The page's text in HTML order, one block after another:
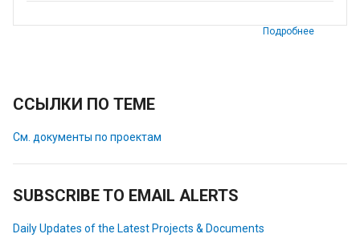
Подробнее
ССЫЛКИ ПО ТЕМЕ
См. документы по проектам
SUBSCRIBE TO EMAIL ALERTS
Daily Updates of the Latest Projects & Documents